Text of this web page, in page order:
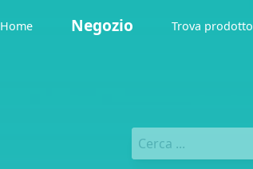
Home Negozio Trova prodotto